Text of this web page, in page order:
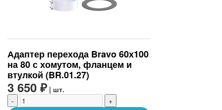
Адаптер перехода Bravo 60х100
на 80 с хомутом, фланцем и
втулкой (BR.01.27)
3 650 ₽ | шт.
-
+